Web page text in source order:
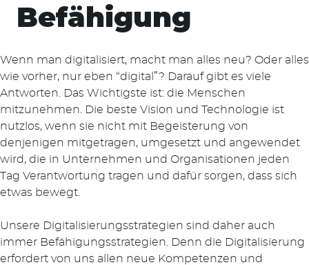
Befähigung
Wenn man digitalisiert, macht man alles neu? Oder alles
wie vorher, nur eben “digital”? Darauf gibt es viele
Antworten. Das Wichtigste ist: die Menschen
mitzunehmen. Die beste Vision und Technologie ist
nutzlos, wenn sie nicht mit Begeisterung von
denjenigen mitgetragen, umgesetzt und angewendet
wird, die in Unternehmen und Organisationen jeden
Tag Verantwortung tragen und dafür sorgen, dass sich
etwas bewegt.
Unsere Digitalisierungsstrategien sind daher auch
immer Befähigungsstrategien. Denn die Digitalisierung
erfordert von uns allen neue Kompetenzen und